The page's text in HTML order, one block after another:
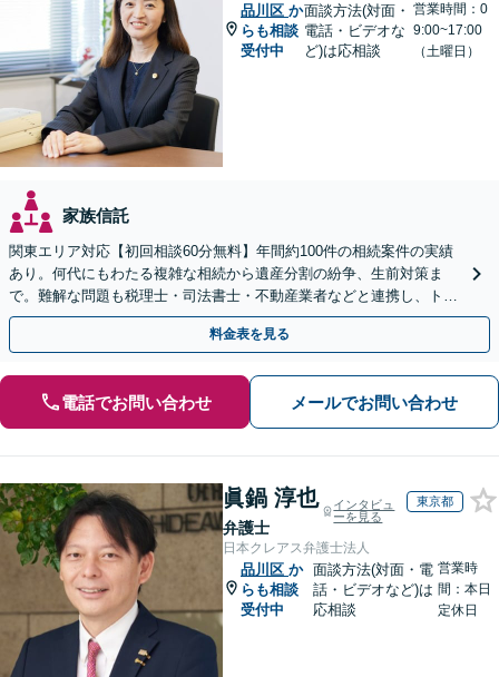
品川区 か
らも相談
受付中
面談方法(対面・
電話・ビデオな
ど)は応相談
営業時間：0
9:00~17:00
（土曜日）
家族信託
関東エリア対応【初回相談60分無料】年間約100件の相続案件の実績
あり。何代にもわたる複雑な相続から遺産分割の紛争、生前対策ま
で。難解な問題も税理士・司法書士・不動産業者などと連携し、トー
タルサポートで解決へ。まずはお気軽にご相談ください。
料金表を見る
電話でお問い合わせ メールでお問い合わせ
眞鍋 淳也
弁護士
インタビュ
ーを見る
東京都
日本クレアス弁護士法人
品川区 か
らも相談
受付中
面談方法(対面・電
話・ビデオなど)は
応相談
営業時
間：本日
定休日